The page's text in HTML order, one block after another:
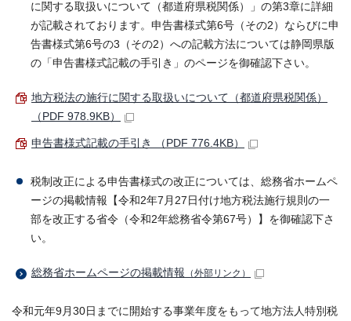
に関する取扱いについて（都道府県税関係）」の第3章に詳細
が記載されております。申告書様式第6号（その2）ならびに申
告書様式第6号の3（その2）への記載方法については静岡県版
の「申告書様式記載の手引き」のページを御確認下さい。
地方税法の施行に関する取扱いについて（都道府県税関係）
（PDF 978.9KB）
申告書様式記載の手引き （PDF 776.4KB）
税制改正による申告書様式の改正については、総務省ホームペ
ージの掲載情報【令和2年7月27日付け地方税法施行規則の一
部を改正する省令（令和2年総務省令第67号）】を御確認下さ
い。
総務省ホームページの掲載情報 （外部リンク）
令和元年9月30日までに開始する事業年度をもって地方法人特別税